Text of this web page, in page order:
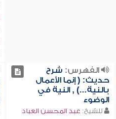
الفهرس: شرح
حديث: ( إنما الأعمال
بالنية...) , النية في
الوضوء
للشيخ: عبد المحسن العباد